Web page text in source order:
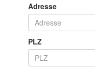
Adresse
PLZ